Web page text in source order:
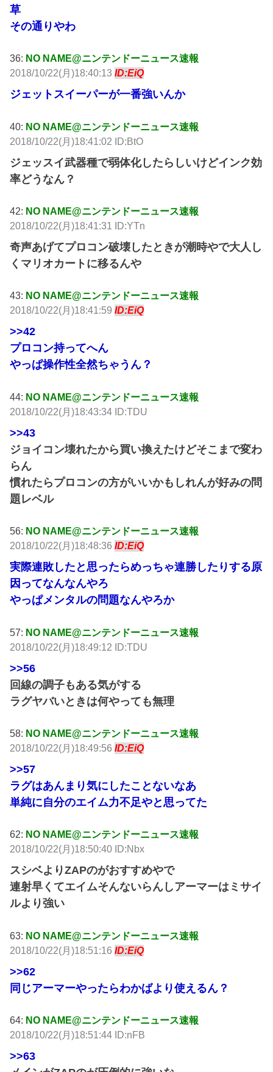
草
その通りやわ
36: NO NAME@ニンテンドーニュース速報
2018/10/22(月)18:40:13ID:EiQ
ジェットスイーパーが一番強いんか
40: NO NAME@ニンテンドーニュース速報
2018/10/22(月)18:41:02 ID:BtO
ジェッスイ武器種で弱体化したらしいけどインク効
率どうなん？
42: NO NAME@ニンテンドーニュース速報
2018/10/22(月)18:41:31 ID:YTn
奇声あげてプロコン破壊したときが潮時やで大人し
くマリオカートに移るんや
43: NO NAME@ニンテンドーニュース速報
2018/10/22(月)18:41:59ID:EiQ
>>42
プロコン持ってへん
やっぱ操作性全然ちゃうん？
44: NO NAME@ニンテンドーニュース速報
2018/10/22(月)18:43:34 ID:TDU
>>43
ジョイコン壊れたから買い換えたけどそこまで変わ
らん
慣れたらプロコンの方がいいかもしれんが好みの問
題レベル
56: NO NAME@ニンテンドーニュース速報
2018/10/22(月)18:48:36ID:EiQ
実際連敗したと思ったらめっちゃ連勝したりする原
因ってなんなんやろ
やっぱメンタルの問題なんやろか
57: NO NAME@ニンテンドーニュース速報
2018/10/22(月)18:49:12 ID:TDU
>>56
回線の調子もある気がする
ラグヤバいときは何やっても無理
58: NO NAME@ニンテンドーニュース速報
2018/10/22(月)18:49:56ID:EiQ
>>57
ラグはあんまり気にしたことないなあ
単純に自分のエイム力不足やと思ってた
62: NO NAME@ニンテンドーニュース速報
2018/10/22(月)18:50:40 ID:Nbx
スシベよりZAPのがおすすめやで
連射早くてエイムそんないらんしアーマーはミサイ
ルより強い
63: NO NAME@ニンテンドーニュース速報
2018/10/22(月)18:51:16ID:EiQ
>>62
同じアーマーやったらわかばより使えるん？
64: NO NAME@ニンテンドーニュース速報
2018/10/22(月)18:51:44 ID:nFB
>>63